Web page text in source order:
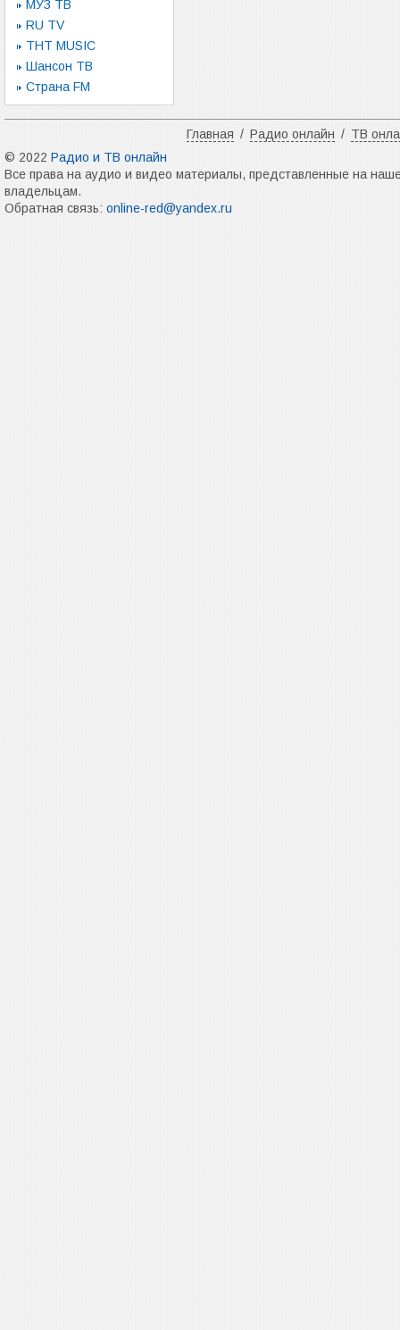
МУЗ ТВ
RU TV
ТНТ MUSIC
Шансон ТВ
Страна FM
Главная / Радио онлайн / ТВ
© 2022 Радио и ТВ онлайн
Все права на аудио и видео материалы, представленные на
владельцам.
Обратная связь: online-red@yandex.ru